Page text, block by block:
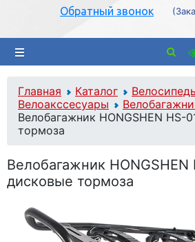
Обратный звонок
Главная Каталог
Велоакссесуары
Велобагажник HONGSHEN HS-
тормоза
Велобагажник HONGSHEN
дисковые тормоза